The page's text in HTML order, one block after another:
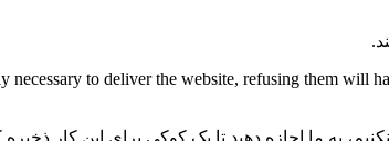
necessary to deliver the website, refusing them
به ما اجازه دهید تا یک کوکی برای این کار